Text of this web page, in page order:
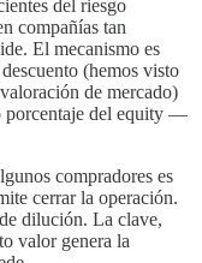
del riesgo
compañías tan
El mecanismo es
(hemos visto
de mercado)
porcentaje del equity —
compradores es
cerrar la operación.
dilución. La clave,
valor genera la